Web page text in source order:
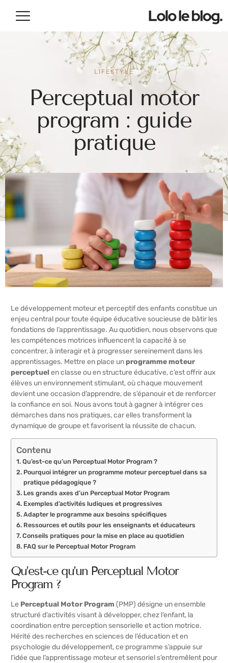
LIFESTYLE
Perceptual motor
program : guide
pratique
Le développement moteur et perceptif des enfants constitue un
enjeu central pour toute équipe éducative soucieuse de bâtir les
fondations de l’apprentissage. Au quotidien, nous observons que
les compétences motrices influencent la capacité à se
concentrer, à interagir et à progresser sereinement dans les
apprentissages. Mettre en place unprogramme moteur
perceptuelen classe ou en structure éducative, c’est offrir aux
élèves un environnement stimulant, où chaque mouvement
devient une occasion d’apprendre, de s’épanouir et de renforcer
la confiance en soi. Nous avons tout à gagner à intégrer ces
démarches dans nos pratiques, car elles transforment la
dynamique de groupe et favorisent la réussite de chacun.
Contenu
Qu’est-ce qu’un Perceptual Motor Program ?
Pourquoi intégrer un programme moteur perceptuel dans sa
pratique pédagogique ?
Les grands axes d’un Perceptual Motor Program
Exemples d’activités ludiques et progressives
Adapter le programme aux besoins spécifiques
Ressources et outils pour les enseignants et éducateurs
Conseils pratiques pour la mise en place au quotidien
FAQ sur le Perceptual Motor Program
Qu’est-ce qu’un Perceptual Motor
Program ?
Le Perceptual Motor Program (PMP) désigne un ensemble
structuré d’activités visant à développer, chez l’enfant, la
coordination entre perception sensorielle et action motrice.
Hérité des recherches en sciences de l’éducation et en
psychologie du développement, ce programme s’appuie sur
l’idée que l’apprentissage moteur et sensoriel s’entremêlent pour